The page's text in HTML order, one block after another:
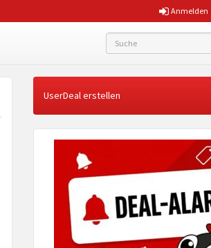
Anmelden
UserDeal erstellen